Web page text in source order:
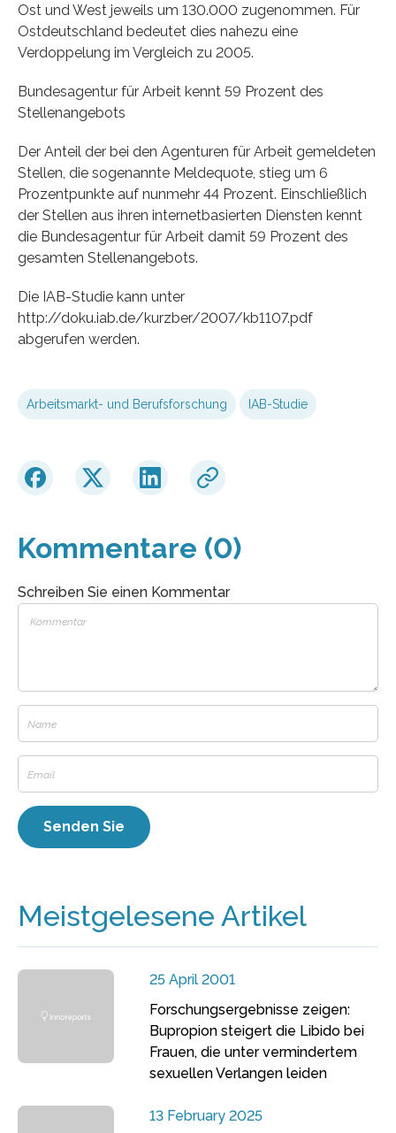
Ost und West jeweils um 130.000 zugenommen. Für
Ostdeutschland bedeutet dies nahezu eine
Verdoppelung im Vergleich zu 2005.
Bundesagentur für Arbeit kennt 59 Prozent des
Stellenangebots
Der Anteil der bei den Agenturen für Arbeit gemeldeten
Stellen, die sogenannte Meldequote, stieg um 6
Prozentpunkte auf nunmehr 44 Prozent. Einschließlich
der Stellen aus ihren internetbasierten Diensten kennt
die Bundesagentur für Arbeit damit 59 Prozent des
gesamten Stellenangebots.
Die IAB-Studie kann unter
http://doku.iab.de/kurzber/2007/kb1107.pdf
abgerufen werden.
Arbeitsmarkt- und Berufsforschung IAB-Studie
Kommentare (0)
Schreiben Sie einen Kommentar
Meistgelesene Artikel
25 April 2001
Forschungsergebnisse zeigen:
Bupropion steigert die Libido bei
Frauen, die unter vermindertem
sexuellen Verlangen leiden
13 February 2025